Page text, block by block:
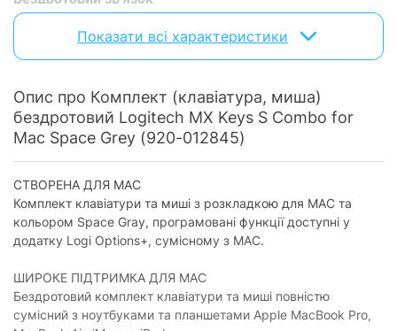
Підключення по
так
Підключення по
USB:
так
Клавіатура
Форм-фактор
клавіатури:
повногабаритна
Тип клавіш
клавіатури:
мембранний механізм клавіш
Кількість клавіш
клавіатури:
106
Цифровий блок:
є
Показати всі характеристики
Опис про Комплект (клавіатура, миша)
бездротовий Logitech MX Keys S Combo for
Mac Space Grey (920-012845)
СТВОРЕНА ДЛЯ МАС
Комплект клавіатури та миші з розкладкою для МАС та
кольором Space Gray, програмовані функції доступні у
додатку Logi Options+, сумісному з МАС.
ШИРОКЕ ПІДТРИМКА ДЛЯ МАС
Бездротовий комплект клавіатури та миші повністю
сумісний з ноутбуками та планшетами Apple MacBook Pro,